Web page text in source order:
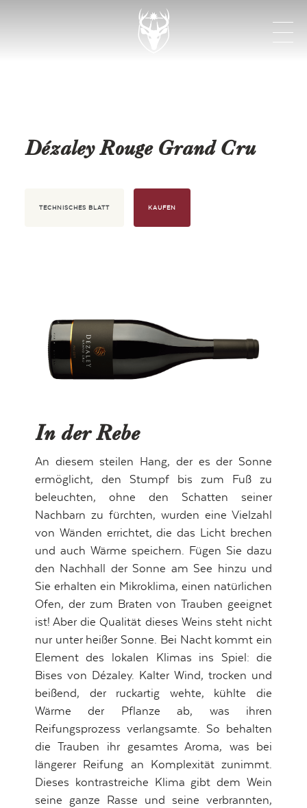
Dézaley Rouge Grand Cru
TECHNISCHES BLATT KAUFEN
In der Rebe
An diesem steilen Hang, der es der Sonne
ermöglicht, den Stumpf bis zum Fuß zu
beleuchten, ohne den Schatten seiner
Nachbarn zu fürchten, wurden eine Vielzahl
von Wänden errichtet, die das Licht brechen
und auch Wärme speichern. Fügen Sie dazu
den Nachhall der Sonne am See hinzu und
Sie erhalten ein Mikroklima, einen natürlichen
Ofen, der zum Braten von Trauben geeignet
ist! Aber die Qualität dieses Weins steht nicht
nur unter heißer Sonne. Bei Nacht kommt ein
Element des lokalen Klimas ins Spiel: die
Bises von Dézaley. Kalter Wind, trocken und
beißend, der ruckartig wehte, kühlte die
Wärme der Pflanze ab, was ihren
Reifungsprozess verlangsamte. So behalten
die Trauben ihr gesamtes Aroma, was bei
längerer Reifung an Komplexität zunimmt.
Dieses kontrastreiche Klima gibt dem Wein
seine ganze Rasse und seine verbrannten,